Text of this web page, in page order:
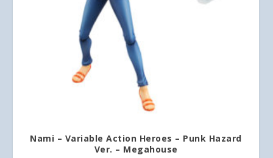
Nami – Variable Action Heroes – Punk Hazard
Ver. – Megahouse